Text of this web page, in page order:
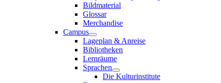
Bildmaterial
Glossar
Merchandise
Campus
Lageplan & Anreise
Bibliotheken
Lernräume
Sprachen
Die Kulturinstitute